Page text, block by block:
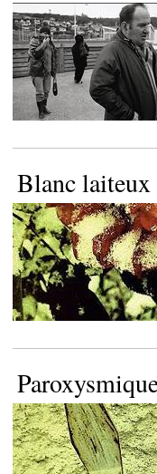
Blanc laiteux